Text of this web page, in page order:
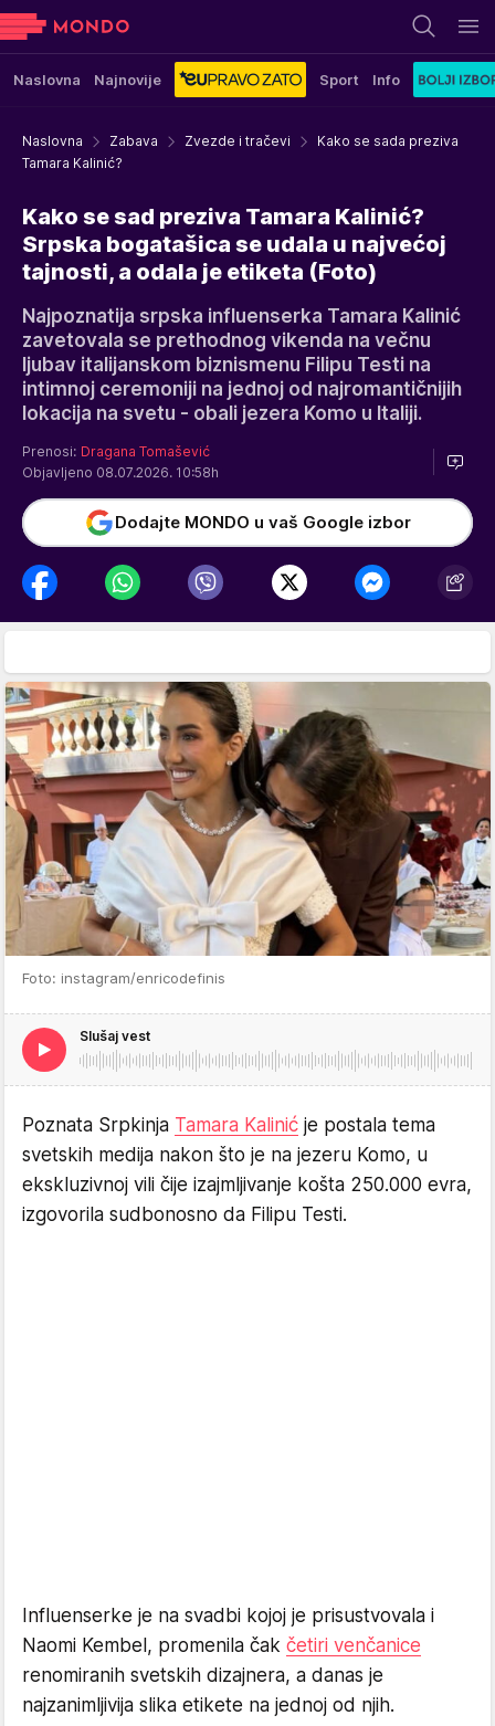
Naslovna Najnovije Sport Info
Naslovna Zabava Zvezde i tračevi
Kako se sada preziva
Tamara Kalinić?
Kako se sad preziva Tamara Kalinić?
Srpska bogatašica se udala u najvećoj
tajnosti, a odala je etiketa (Foto)
Najpoznatija srpska influenserka Tamara Kalinić
zavetovala se prethodnog vikenda na večnu
ljubav italijanskom biznismenu Filipu Testi na
intimnoj ceremoniji na jednoj od najromantičnijih
lokacija na svetu - obali jezera Komo u Italiji.
Prenosi: Dragana Tomašević
Objavljeno 08.07.2026. 10:58h
Dodajte MONDO u vaš Google izbor
Foto: instagram/enricodefinis
Slušaj vest
Poznata Srpkinja Tamara Kalinić je postala tema
svetskih medija nakon što je na jezeru Komo, u
ekskluzivnoj vili čije izajmljivanje košta 250.000 evra,
izgovorila sudbonosno da Filipu Testi.
Influenserke je na svadbi kojoj je prisustvovala i
Naomi Kembel, promenila čak četiri venčanice
renomiranih svetskih dizajnera, a danas je
najzanimljivija slika etikete na jednoj od njih.